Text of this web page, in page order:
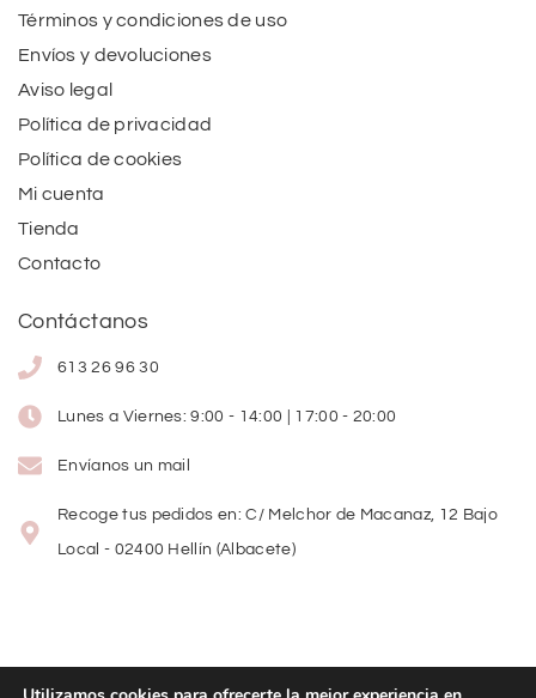
Términos y condiciones de uso
Envíos y devoluciones
Aviso legal
Política de privacidad
Política de cookies
Mi cuenta
Tienda
Contacto
Contáctanos
613 26 96 30
Lunes a Viernes: 9:00 - 14:00 | 17:00 - 20:00
Envíanos un mail
Recoge tus pedidos en: C/ Melchor de Macanaz, 12 Bajo
Local - 02400 Hellín (Albacete)